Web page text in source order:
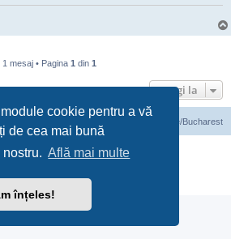
cookie pentru a vă
de cea mai bună
Află mai multe
înțeles!
1 mesaj • Pagina 1 din 1
Mergi la
Ora este UTC+03:00 Europe/Bucharest
® Forum Software © phpBB Limited
|Termeni de utilizare